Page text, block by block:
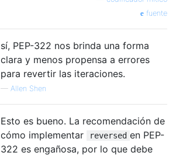
fuente
sí, PEP-322 nos brinda una forma
clara y menos propensa a errores
para revertir las iteraciones.
— Allen Shen
Esto es bueno. La recomendación de
cómo implementar
reversed en PEP-
322 es engañosa, por lo que debe